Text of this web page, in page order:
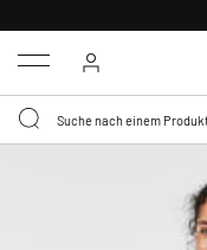
Menu